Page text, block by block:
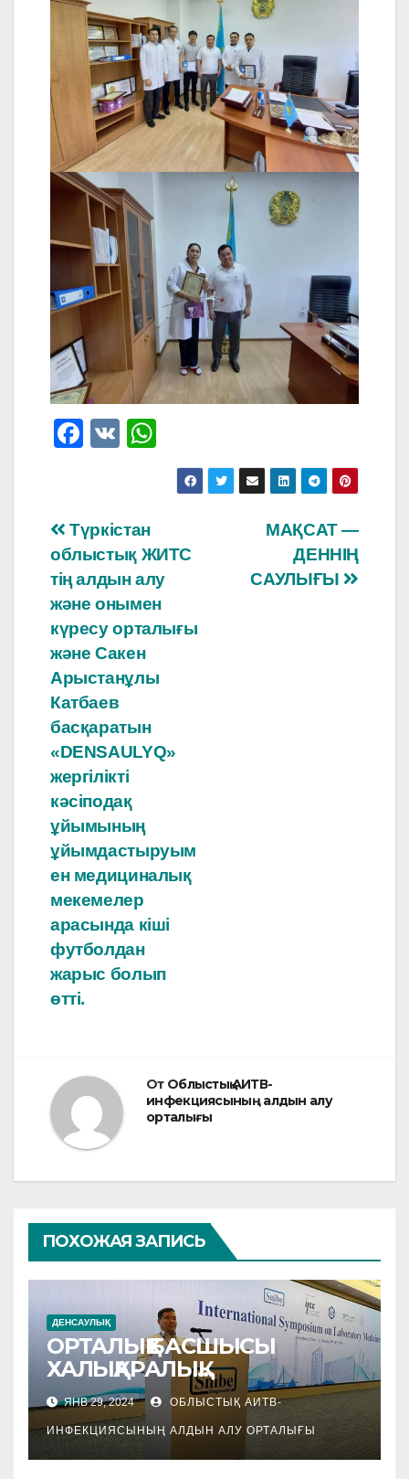
F
e
b
o
o
k
V
at
A
p
p
Навигация
по
записям
МАҚСАТ —
ДЕННІҢ
САУЛЫҒЫ
Түркістан
облыстық ЖИТС
тің алдын алу
және онымен
күресу орталығы
және Сакен
Арыстанұлы
Катбаев
басқаратын
«DENSAULYQ»
жергілікті
кәсіподақ
ұйымының
ұйымдастыруым
ен медициналық
мекемелер
арасында кіші
футболдан
жарыс болып
өтті.
От Облыстық АИТВ-
инфекциясының алдын алу
орталығы
ПОХОЖАЯ ЗАПИСЬ
ДЕНСАУЛЫҚ
ОРТАЛЫҚ БАСШЫСЫ
ХАЛЫҚАРАЛЫҚ
СИМПОЗИУМДА
ЯНВ 29, 2024 ОБЛЫСТЫҚ АИТВ-
ИНФЕКЦИЯСЫНЫҢ АЛДЫН АЛУ ОРТАЛЫҒЫ